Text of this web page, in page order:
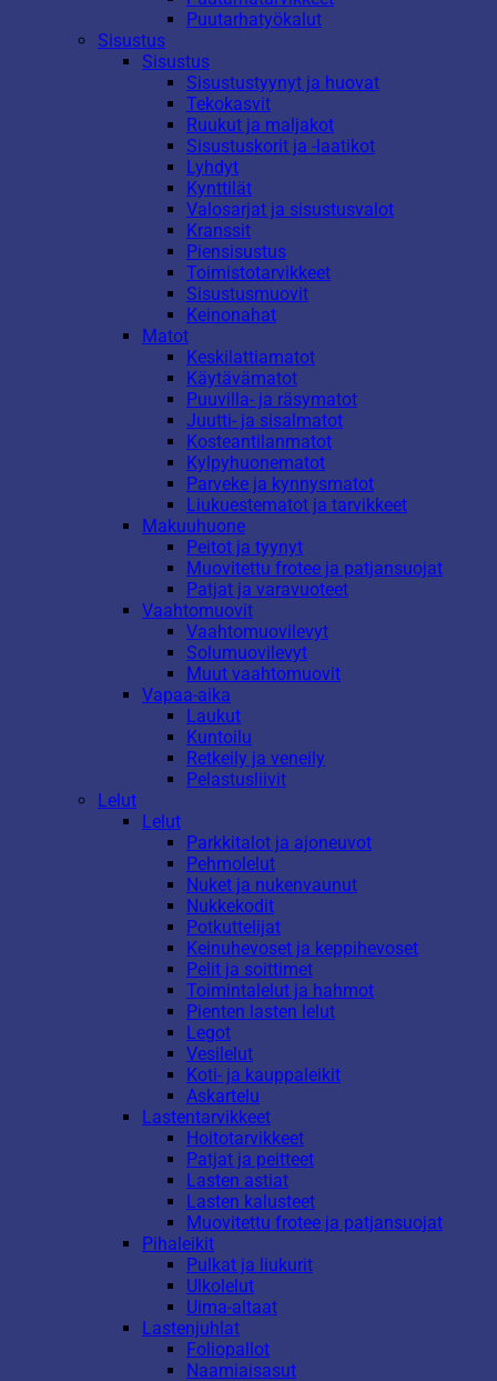
Puutarhatyökalut
Sisustus
Sisustus
Sisustustyynyt ja huovat
Tekokasvit
Ruukut ja maljakot
Sisustuskorit ja -laatikot
Lyhdyt
Kynttilät
Valosarjat ja sisustusvalot
Kranssit
Piensisustus
Toimistotarvikkeet
Sisustusmuovit
Keinonahat
Matot
Keskilattiamatot
Käytävämatot
Puuvilla- ja räsymatot
Juutti- ja sisalmatot
Kosteantilanmatot
Kylpyhuonematot
Parveke ja kynnysmatot
Liukuestematot ja tarvikkeet
Makuuhuone
Peitot ja tyynyt
Muovitettu frotee ja patjansuojat
Patjat ja varavuoteet
Vaahtomuovit
Vaahtomuovilevyt
Solumuovilevyt
Muut vaahtomuovit
Vapaa-aika
Laukut
Kuntoilu
Retkeily ja veneily
Pelastusliivit
Lelut
Lelut
Parkkitalot ja ajoneuvot
Pehmolelut
Nuket ja nukenvaunut
Nukkekodit
Potkuttelijat
Keinuhevoset ja keppihevoset
Pelit ja soittimet
Toimintalelut ja hahmot
Pienten lasten lelut
Legot
Vesilelut
Koti- ja kauppaleikit
Askartelu
Lastentarvikkeet
Hoitotarvikkeet
Patjat ja peitteet
Lasten astiat
Lasten kalusteet
Muovitettu frotee ja patjansuojat
Pihaleikit
Pulkat ja liukurit
Ulkolelut
Uima-altaat
Lastenjuhlat
Foliopallot
Naamiaisasut